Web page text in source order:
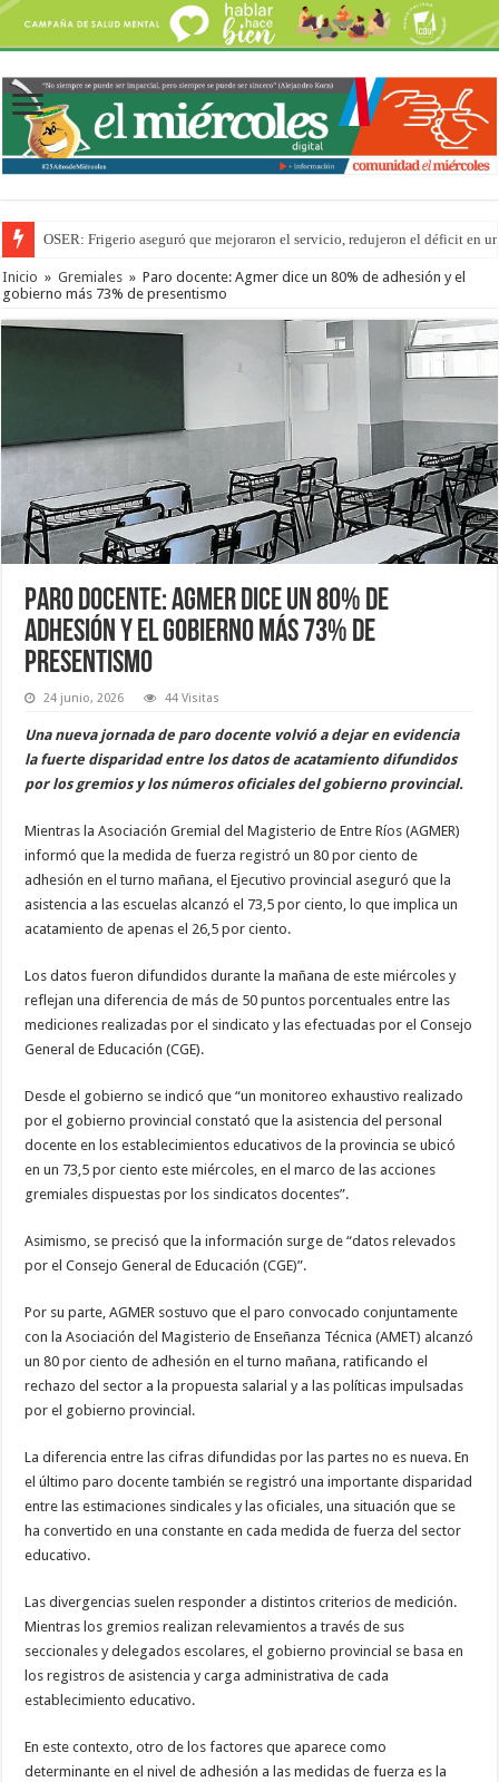
OSER: Frigerio aseguró que mejoraron el servicio, redujeron el déficit en
Inicio » Gremiales » Paro docente: Agmer dice un 80% de adhesión y el
gobierno más 73% de presentismo
Paro docente: Agmer dice un 80% de
adhesión y el gobierno más 73% de
presentismo
24 junio, 2026 44 Visitas
Una nueva jornada de paro docente volvió a dejar en evidencia
la fuerte disparidad entre los datos de acatamiento difundidos
por los gremios y los números oficiales del gobierno provincial.
Mientras la Asociación Gremial del Magisterio de Entre Ríos (AGMER)
informó que la medida de fuerza registró un 80 por ciento de
adhesión en el turno mañana, el Ejecutivo provincial aseguró que la
asistencia a las escuelas alcanzó el 73,5 por ciento, lo que implica un
acatamiento de apenas el 26,5 por ciento.
Los datos fueron difundidos durante la mañana de este miércoles y
reflejan una diferencia de más de 50 puntos porcentuales entre las
mediciones realizadas por el sindicato y las efectuadas por el Consejo
General de Educación (CGE).
Desde el gobierno se indicó que “un monitoreo exhaustivo realizado
por el gobierno provincial constató que la asistencia del personal
docente en los establecimientos educativos de la provincia se ubicó
en un 73,5 por ciento este miércoles, en el marco de las acciones
gremiales dispuestas por los sindicatos docentes”.
Asimismo, se precisó que la información surge de “datos relevados
por el Consejo General de Educación (CGE)”.
Por su parte, AGMER sostuvo que el paro convocado conjuntamente
con la Asociación del Magisterio de Enseñanza Técnica (AMET) alcanzó
un 80 por ciento de adhesión en el turno mañana, ratificando el
rechazo del sector a la propuesta salarial y a las políticas impulsadas
por el gobierno provincial.
La diferencia entre las cifras difundidas por las partes no es nueva. En
el último paro docente también se registró una importante disparidad
entre las estimaciones sindicales y las oficiales, una situación que se
ha convertido en una constante en cada medida de fuerza del sector
educativo.
Las divergencias suelen responder a distintos criterios de medición.
Mientras los gremios realizan relevamientos a través de sus
seccionales y delegados escolares, el gobierno provincial se basa en
los registros de asistencia y carga administrativa de cada
establecimiento educativo.
En este contexto, otro de los factores que aparece como
determinante en el nivel de adhesión a las medidas de fuerza es la